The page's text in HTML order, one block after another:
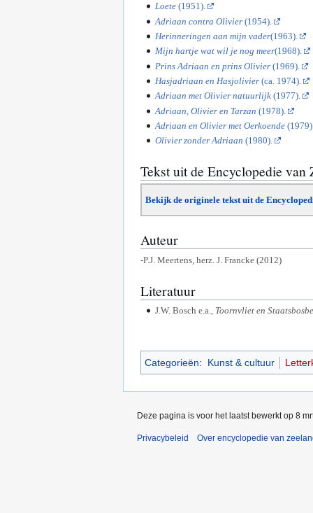
Loete(1951).
Adriaan contra Olivier(1954).
Herinneringen aan mijn vader(1963).
Mijn hartje wat wil je nog meer(1968).
Prins Adriaan en prins Olivier(1969).
Hasjadriaan en Hasjolivier(ca. 1974).
Adriaan met Olivier natuurlijk(1977).
Adriaan, Olivier en Tarzan (1978).
Adriaan en Olivier met Oerkoende
Olivier zonder Adriaan (1980).
Tekst uit de Encyclopedie van
Bekijk de originele tekst uit de
Auteur
-P.J. Meertens, herz. J. Francke (2012)
Literatuur
J.W. Bosch e.a., Toornvliet en
Categorieën: Kunst & cultuur
Deze pagina is voor het laatst bewerkt op 8
Privacybeleid Over encyclopedie van